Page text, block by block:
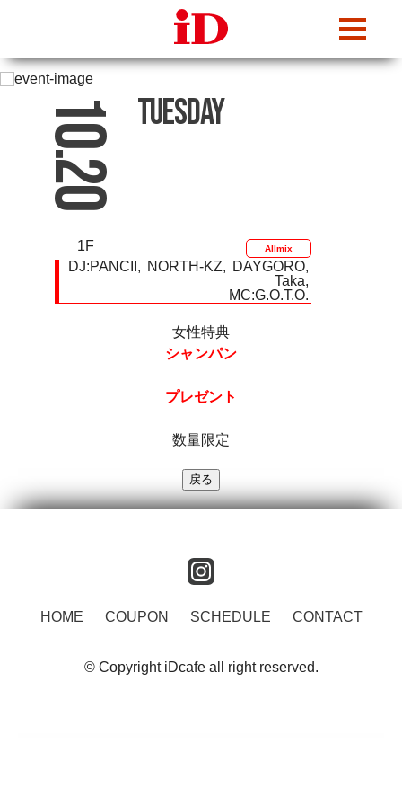
10.20 Tuesday
1F Allmix
DJ:PANCII NORTH-KZ
DAYGORO
Taka
MC:G.O.T.O.
女性特典
シャンパン
プレゼント
数量限定
HOME COUPON SCHEDULE CONTACT
© Copyright iDcafe all right reserved.